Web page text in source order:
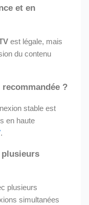
et en
est légale, mais
du contenu
?
stable est
en haute
.
plusieurs
simultanées